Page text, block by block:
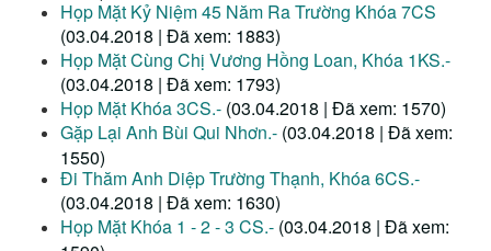
Họp Mặt Kỷ Niệm 45 Năm Ra Trường Khóa 7CS
(03.04.2018 | Đã xem: 1883)
Họp Mặt Cùng Chị Vương Hồng Loan, Khóa 1KS.-
(03.04.2018 | Đã xem: 1793)
Họp Mặt Khóa 3CS.- (03.04.2018 | Đã xem: 1570)
Gặp Lại Anh Bùi Qui Nhơn.- (03.04.2018 | Đã xem:
1550)
Đi Thăm Anh Diệp Trường Thạnh, Khóa 6CS.-
(03.04.2018 | Đã xem: 1630)
Họp Mặt Khóa 1 - 2 - 3 CS.- (03.04.2018 | Đã xem: